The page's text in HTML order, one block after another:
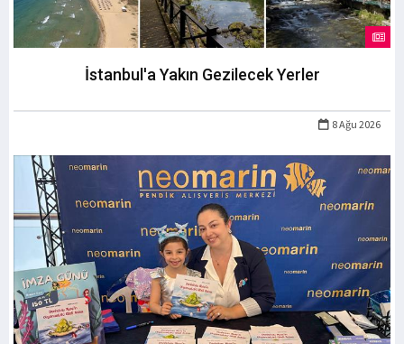
İstanbul'a Yakın Gezilecek Yerler
8 Ağu 2026